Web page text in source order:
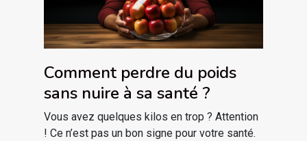
Comment perdre du poids
sans nuire à sa santé ?
Vous avez quelques kilos en trop ? Attention
! Ce n’est pas un bon signe pour votre santé.